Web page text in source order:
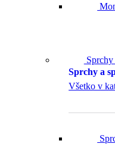
Sprchy a
Všetko v